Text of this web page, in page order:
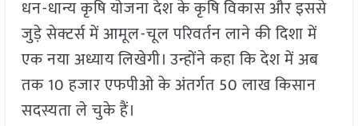
धन-धान्य कृषि योजना देश के कृषि विकास और इससे
जुड़े सेक्टर्स में आमूल-चूल परिवर्तन लाने की दिशा में
एक नया अध्याय लिखेगी। उन्होंने कहा कि देश में अब
तक 10 हजार एफपीओ के अंतर्गत 50 लाख किसान
सदस्यता ले चुके हैं।